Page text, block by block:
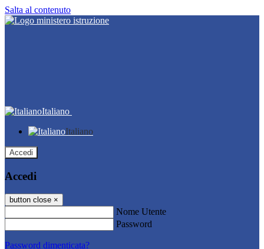
Salta al contenuto
Italiano
Italiano
Accedi
Accedi
button close ×
Nome Utente
Password
Password dimenticata?